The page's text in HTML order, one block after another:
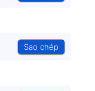
Sao chép